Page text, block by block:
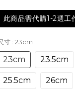
此商品需代購1-2週工
寸 : 23cm
23cm 23.5cm
25.5cm 26cm